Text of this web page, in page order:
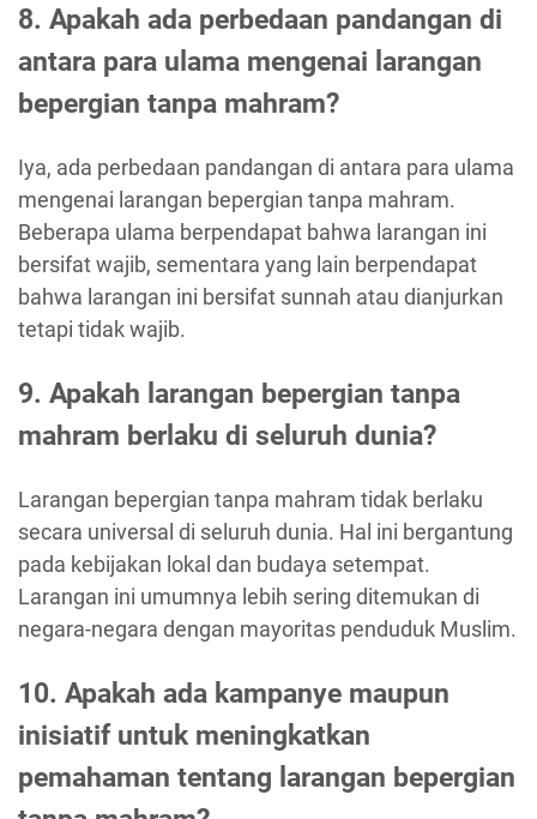
8. Apakah ada perbedaan pandangan di
antara para ulama mengenai larangan
bepergian tanpa mahram?
Iya, ada perbedaan pandangan di antara para ulama
mengenai larangan bepergian tanpa mahram.
Beberapa ulama berpendapat bahwa larangan ini
bersifat wajib, sementara yang lain berpendapat
bahwa larangan ini bersifat sunnah atau dianjurkan
tetapi tidak wajib.
9. Apakah larangan bepergian tanpa
mahram berlaku di seluruh dunia?
Larangan bepergian tanpa mahram tidak berlaku
secara universal di seluruh dunia. Hal ini bergantung
pada kebijakan lokal dan budaya setempat.
Larangan ini umumnya lebih sering ditemukan di
negara-negara dengan mayoritas penduduk Muslim.
10. Apakah ada kampanye maupun
inisiatif untuk meningkatkan
pemahaman tentang larangan bepergian